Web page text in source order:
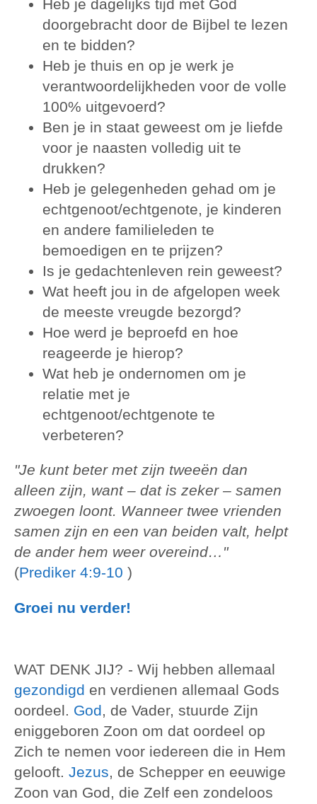
Heb je dagelijks tijd met God
doorgebracht door de Bijbel te lezen
en te bidden?
Heb je thuis en op je werk je
verantwoordelijkheden voor de volle
100% uitgevoerd?
Ben je in staat geweest om je liefde
voor je naasten volledig uit te
drukken?
Heb je gelegenheden gehad om je
echtgenoot/echtgenote, je kinderen
en andere familieleden te
bemoedigen en te prijzen?
Is je gedachtenleven rein geweest?
Wat heeft jou in de afgelopen week
de meeste vreugde bezorgd?
Hoe werd je beproefd en hoe
reageerde je hierop?
Wat heb je ondernomen om je
relatie met je
echtgenoot/echtgenote te
verbeteren?
"Je kunt beter met zijn tweeën dan
alleen zijn, want – dat is zeker – samen
zwoegen loont. Wanneer twee vrienden
samen zijn en een van beiden valt, helpt
de ander hem weer overeind…"
(Prediker 4:9-10 )
Groei nu verder!
WAT DENK JIJ? - Wij hebben allemaal
gezondigd en verdienen allemaal Gods
oordeel. God, de Vader, stuurde Zijn
eniggeboren Zoon om dat oordeel op
Zich te nemen voor iedereen die in Hem
gelooft. Jezus, de Schepper en eeuwige
Zoon van God, die Zelf een zondeloos